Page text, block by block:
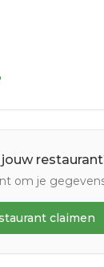
om je
claimen